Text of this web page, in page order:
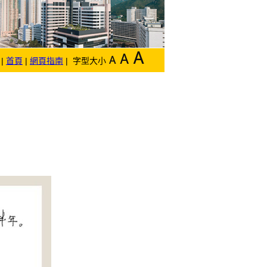
| 首頁 | 網頁指南 | 字型大小